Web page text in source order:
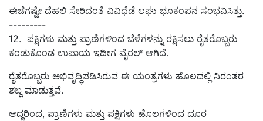
ಈಚೆಗಷ್ಟೇ ದೆಹಲಿ ಸೇರಿದಂತೆ ವಿವಿಧೆಡೆ ಲಘು ಭೂಕಂಪನ ಸಂಭವಿಸಿತ್ತು.
---------
12. ಪಕ್ಷಿಗಳು ಮತ್ತು ಪ್ರಾಣಿಗಳಿಂದ ಬೆಳೆಗಳನ್ನು ರಕ್ಷಿಸಲು ರೈತರೊಬ್ಬರು
ಕಂಡುಕೊಂಡ ಉಪಾಯ ಇದೀಗ ವೈರಲ್‌ ಆಗಿದೆ.
ರೈತರೊಬ್ಬರು ಅಭಿವೃದ್ಧಿಪಡಿಸಿರುವ ಈ ಯಂತ್ರಗಳು ಹೊಲದಲ್ಲಿ ನಿರಂತರ
ಶಬ್ದ ಮಾಡುತ್ತವೆ.
ಆದ್ದರಿಂದ, ಪ್ರಾಣಿಗಳು ಮತ್ತು ಪಕ್ಷಿಗಳು ಹೊಲಗಳಿಂದ ದೂರ